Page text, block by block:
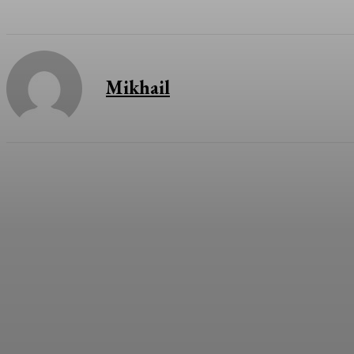
Mikhail